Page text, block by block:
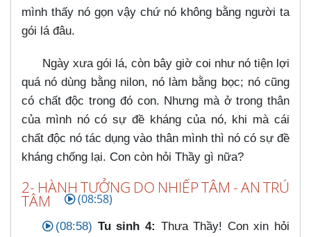
mình thấy nó gọn vậy chứ nó không bằng người ta
gói lá đâu.
Ngày xưa gói lá, còn bây giờ coi như nó tiện lợi
quá nó dùng bằng nilon, nó làm bằng bọc; nó cũng
có chất độc trong đó con. Nhưng mà ở trong thân
của mình nó có sự đề kháng của nó, khi mà cái
chất độc nó tác dụng vào thân mình thì nó có sự đề
kháng chống lại. Con còn hỏi Thầy gì nữa?
2- HÀNH TƯỞNG DO NHIẾP TÂM - AN TRÚ
TÂM (08:58)
(08:58) Tu sinh 4: Thưa Thầy! Con xin hỏi